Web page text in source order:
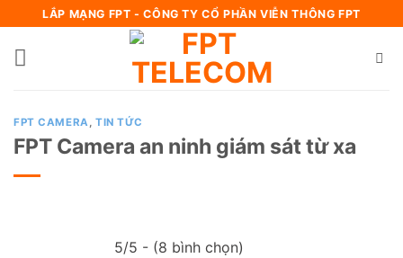
LẮP MẠNG FPT - CÔNG TY CỔ PHẦN VIỄN THÔNG FPT
FPT CAMERA , TIN TỨC
FPT Camera an ninh giám sát từ xa
5/5 - (8 bình chọn)